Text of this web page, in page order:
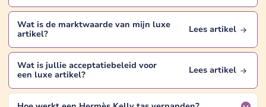
Wat is de marktwaarde van mijn luxe
artikel? Lees artikel
Wat is jullie acceptatiebeleid voor
een luxe artikel? Lees artikel